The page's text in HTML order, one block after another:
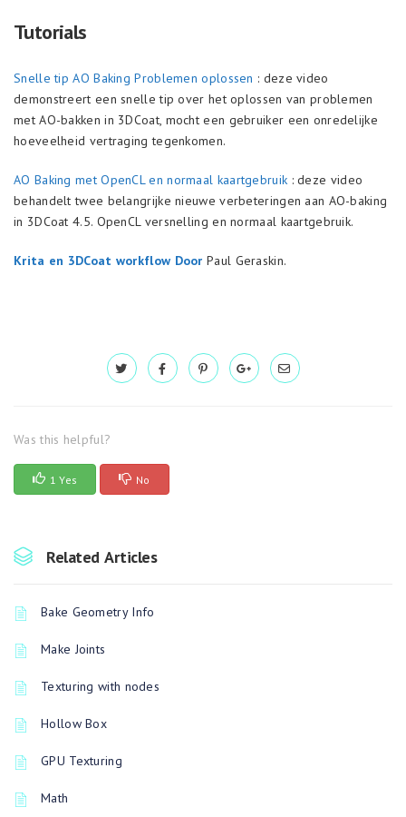
Tutorials
Snelle tip AO Baking Problemen oplossen : deze video
demonstreert een snelle tip over het oplossen van problemen
met AO-bakken in 3DCoat, mocht een gebruiker een onredelijke
hoeveelheid vertraging tegenkomen.
AO Baking met OpenCL en normaal kaartgebruik : deze video
behandelt twee belangrijke nieuwe verbeteringen aan AO-baking
in 3DCoat 4.5. OpenCL versnelling en normaal kaartgebruik.
Krita en 3DCoat workflow Door Paul Geraskin.
Was this helpful?
1 Yes No
Related Articles
Bake Geometry Info
Make Joints
Texturing with nodes
Hollow Box
GPU Texturing
Math